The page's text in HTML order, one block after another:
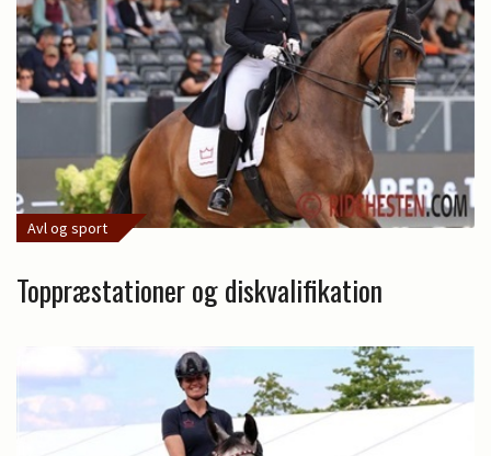
Avl og sport
Toppræstationer og diskvalifikation